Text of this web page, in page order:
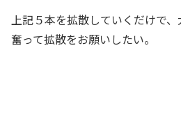
上記５本を拡散していくだけで、
奮って拡散をお願いしたい。